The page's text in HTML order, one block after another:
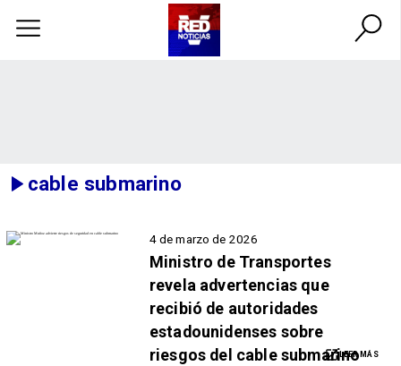
cable submarino
4 de marzo de 2026
Ministro de Transportes
revela advertencias que
recibió de autoridades
estadounidenses sobre
riesgos del cable submarinoLEER MÁS